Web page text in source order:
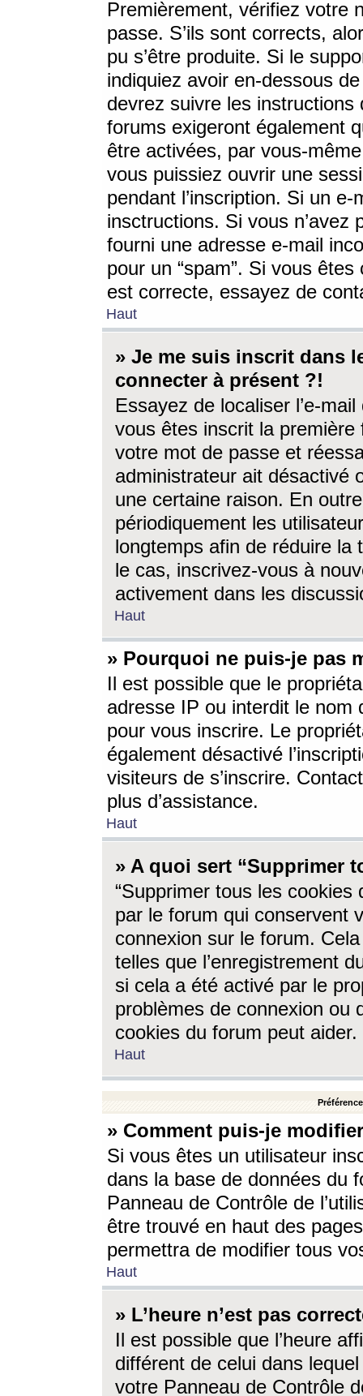
Premièrement, vérifiez votre
passe. S’ils sont corrects,
pu s’être produite. Si le
indiquiez avoir en-dessous
devrez suivre les
forums exigeront également
être activées, par vous-
vous puissiez ouvrir une
pendant l’inscription. Si un
insctructions. Si vous n’avez
fourni une adresse e-mail
pour un “spam”. Si vous
est correcte, essayez de
Haut
» Je me suis inscrit dans
connecter à présent ?!
Essayez de localiser l’e-
vous êtes inscrit la première
votre mot de passe et
administrateur ait désactivé
une certaine raison. En
périodiquement les
longtemps afin de réduire la
le cas, inscrivez-vous à
activement dans les
Haut
» Pourquoi ne puis-je pas
Il est possible que le
adresse IP ou interdit le nom
pour vous inscrire. Le
également désactivé
visiteurs de s’inscrire.
plus d’assistance.
Haut
» A quoi sert “Supprimer
“Supprimer tous les cookies
par le forum qui conservent
connexion sur le forum.
telles que l’enregistrement
si cela a été activé par le
problèmes de connexion ou
cookies du forum peut aider.
Haut
» Comment puis-je
Si vous êtes un utilisateur
dans la base de données du
Panneau de Contrôle de
être trouvé en haut des
permettra de modifier tous
Haut
» L’heure n’est pas
Il est possible que l’heure
différent de celui dans
votre Panneau de Contrôle